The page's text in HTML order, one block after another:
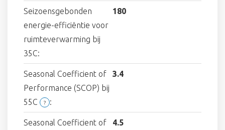
Seizoensgebonden
energie-efficiëntie voor
ruimteverwarming bij
35C:
180
Seasonal Coefficient of
Performance (SCOP) bij
55C
? :
3.4
Seasonal Coefficient of
4.5